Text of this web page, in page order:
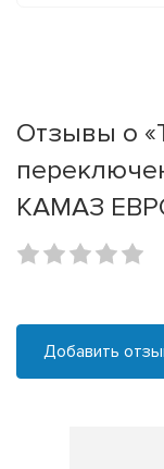
Отзывы о
КАМАЗ
Добавить